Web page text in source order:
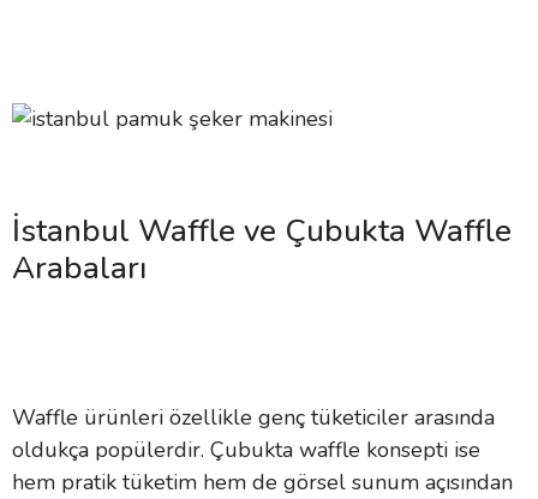
İstanbul Waffle ve Çubukta Waffle
Arabaları
Waffle ürünleri özellikle genç tüketiciler arasında
oldukça popülerdir. Çubukta waffle konsepti ise
hem pratik tüketim hem de görsel sunum açısından